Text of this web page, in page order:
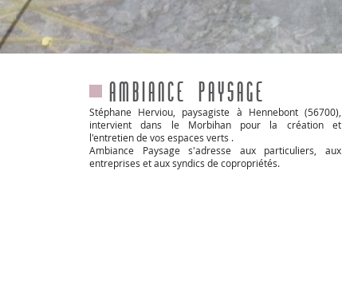
Ambiance Paysage
Stéphane Herviou, paysagiste à Hennebont (56700),
intervient dans le Morbihan pour la création et
l'entretien de vos espaces verts .
Ambiance Paysage s'adresse aux particuliers, aux
entreprises et aux syndics de copropriétés.